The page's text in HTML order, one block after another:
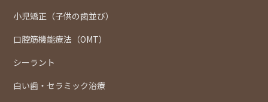
小児矯正（子供の歯並び）
口腔筋機能療法（OMT）
シーラント
白い歯・セラミック治療